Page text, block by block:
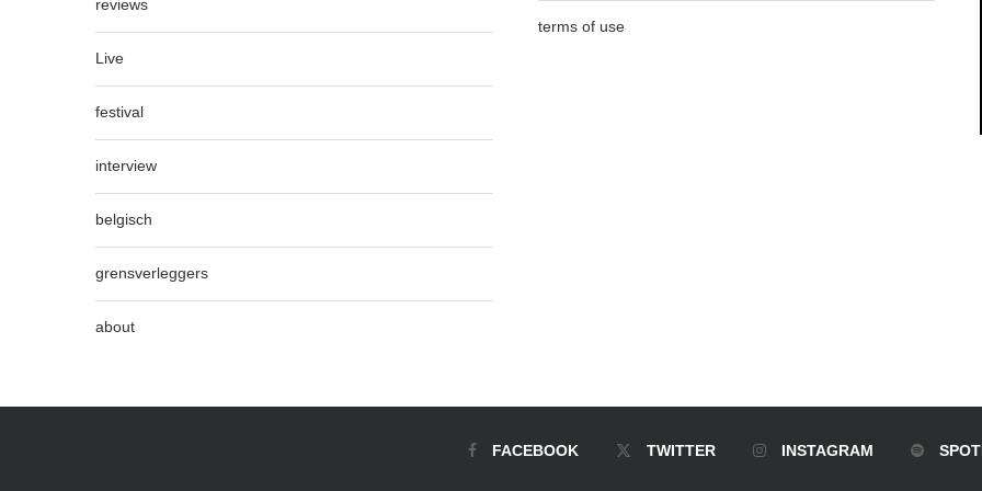
reviews
Live
festival
interview
belgisch
grensverleggers
about
terms of use
FACEBOOK TWITTER INSTAGRAM